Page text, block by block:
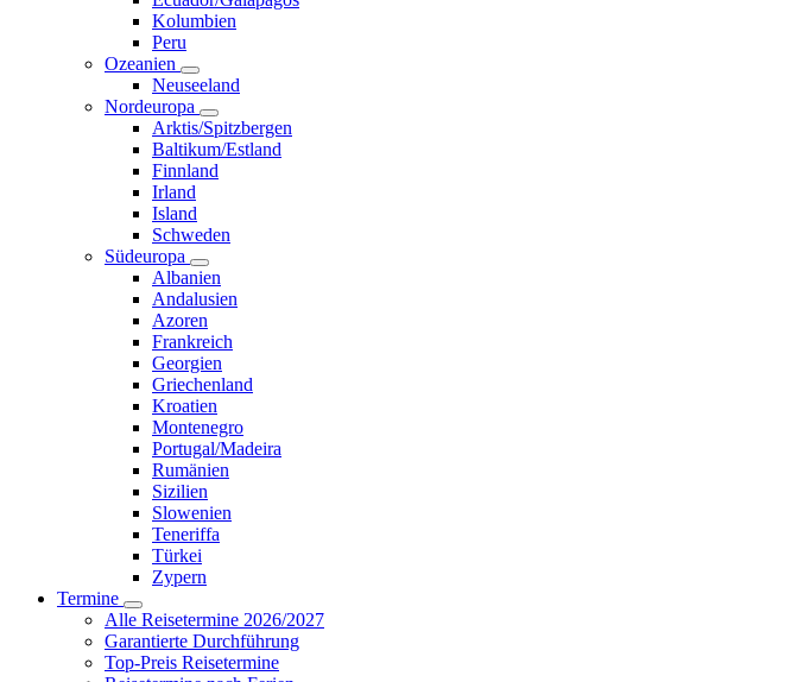
Kolumbien
Peru
Ozeanien
Neuseeland
Nordeuropa
Arktis/Spitzbergen
Baltikum/Estland
Finnland
Irland
Island
Schweden
Südeuropa
Albanien
Andalusien
Azoren
Frankreich
Georgien
Griechenland
Kroatien
Montenegro
Portugal/Madeira
Rumänien
Sizilien
Slowenien
Teneriffa
Türkei
Zypern
Termine
Alle Reisetermine 2026/2027
Garantierte Durchführung
Top-Preis Reisetermine